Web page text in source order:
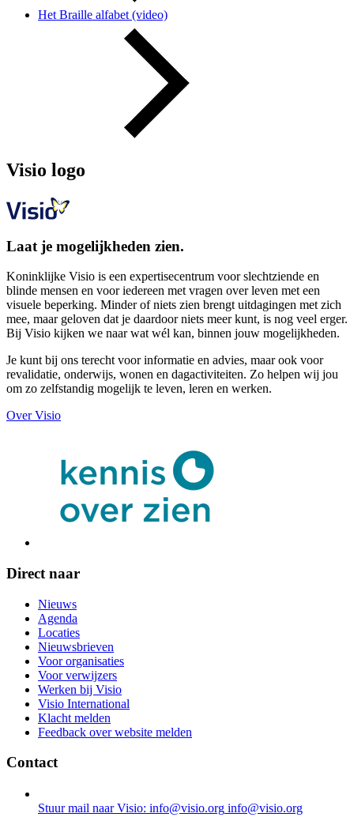
Het Braille alfabet (video)
Visio logo
Laat je mogelijkheden zien.
Koninklijke Visio is een expertisecentrum voor slechtziende en
blinde mensen en voor iedereen met vragen over leven met een
visuele beperking. Minder of niets zien brengt uitdagingen met zich
mee, maar geloven dat je daardoor niets meer kunt, is nog veel erger.
Bij Visio kijken we naar wat wél kan, binnen jouw mogelijkheden.
Je kunt bij ons terecht voor informatie en advies, maar ook voor
revalidatie, onderwijs, wonen en dagactiviteiten. Zo helpen wij jou
om zo zelfstandig mogelijk te leven, leren en werken.
Over Visio
Direct naar
Nieuws
Agenda
Locaties
Nieuwsbrieven
Voor organisaties
Voor verwijzers
Werken bij Visio
Visio International
Klacht melden
Feedback over website melden
Contact
Stuur mail naar Visio: info@visio.org info@visio.org